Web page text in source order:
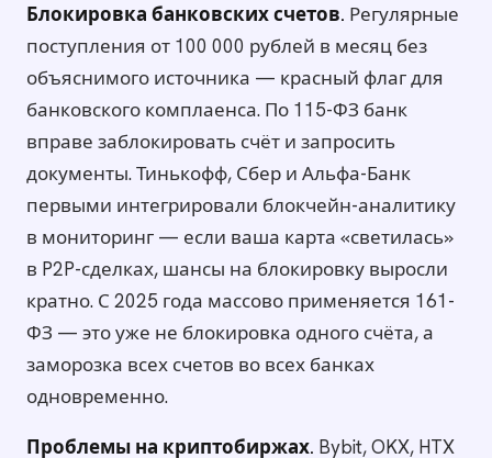
Блокировка банковских счетов. Регулярные
поступления от 100 000 рублей в месяц без
объяснимого источника — красный флаг для
банковского комплаенса. По 115-ФЗ банк
вправе заблокировать счёт и запросить
документы. Тинькофф, Сбер и Альфа-Банк
первыми интегрировали блокчейн-аналитику
в мониторинг — если ваша карта «светилась»
в P2P-сделках, шансы на блокировку выросли
кратно. С 2025 года массово применяется 161-
ФЗ — это уже не блокировка одного счёта, а
заморозка всех счетов во всех банках
одновременно.
Проблемы на криптобиржах. Bybit, OKX, HTX